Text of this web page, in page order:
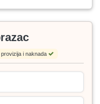
provizija i naknada